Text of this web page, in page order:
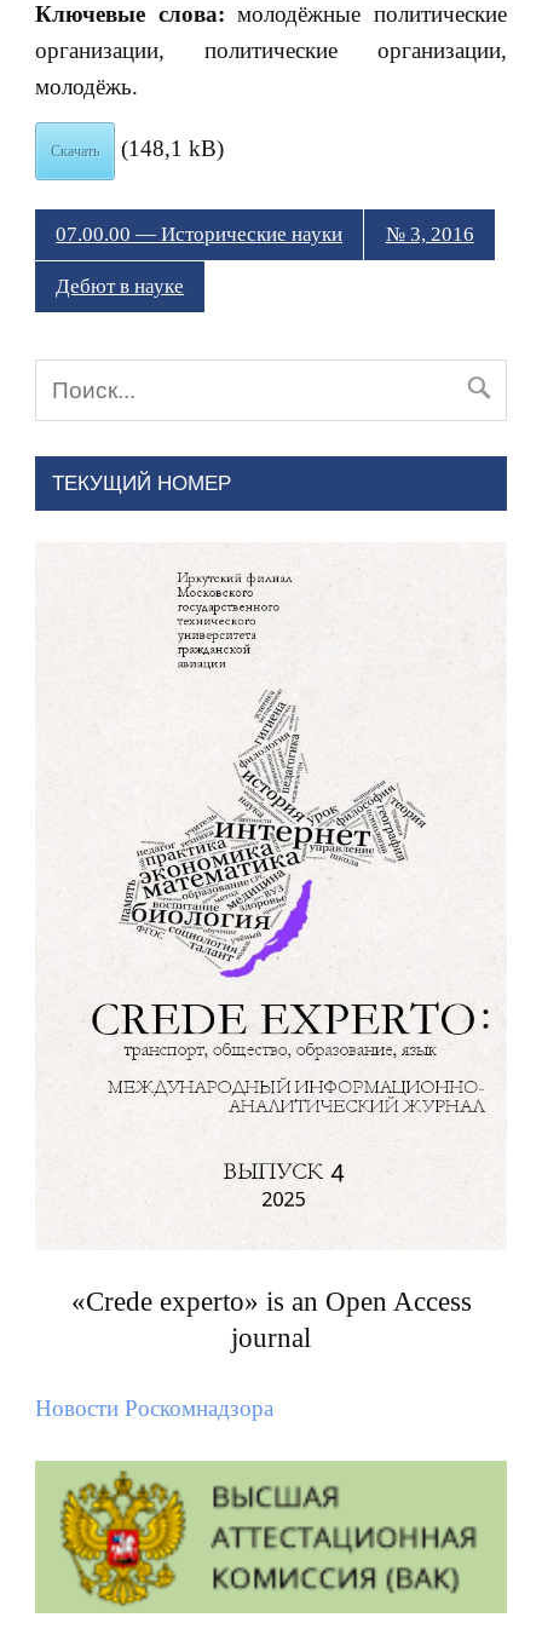
Ключевые слова:молодёжные политические
организации, политические организации,
молодёжь.
Скачать (148,1 kB)
07.00.00 — Исторические науки № 3, 2016
Дебют в науке
ТЕКУЩИЙ НОМЕР
«Crede experto» is an Open Access
journal
Новости Роскомнадзора